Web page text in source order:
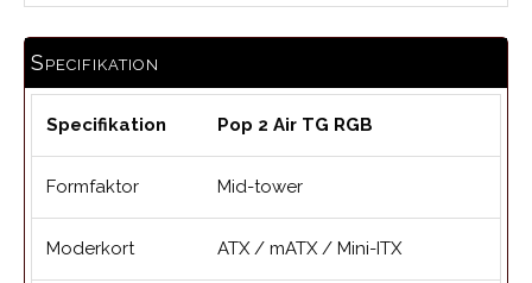
Specifikation
Specifikation Pop 2 Air TG RGB
Formfaktor Mid-tower
Moderkort ATX / mATX / Mini-ITX